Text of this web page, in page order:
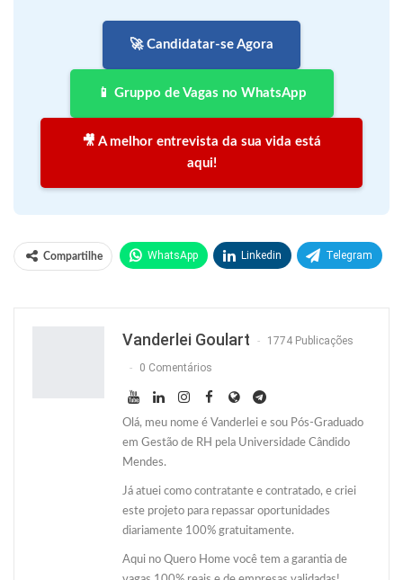
🚀 Candidatar-se Agora
📱 Gruppo de Vagas no WhatsApp
🎥 A melhor entrevista da sua vida está
aqui!
Compartilhe WhatsApp Linkedin Telegram
Vanderlei Goulart 1774 Publicações
0 Comentários
Olá, meu nome é Vanderlei e sou Pós-Graduado
em Gestão de RH pela Universidade Cândido
Mendes.
Já atuei como contratante e contratado, e criei
este projeto para repassar oportunidades
diariamente 100% gratuitamente.
Aqui no Quero Home você tem a garantia de